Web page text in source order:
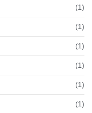
(1)
(1)
(1)
(1)
(1)
(1)